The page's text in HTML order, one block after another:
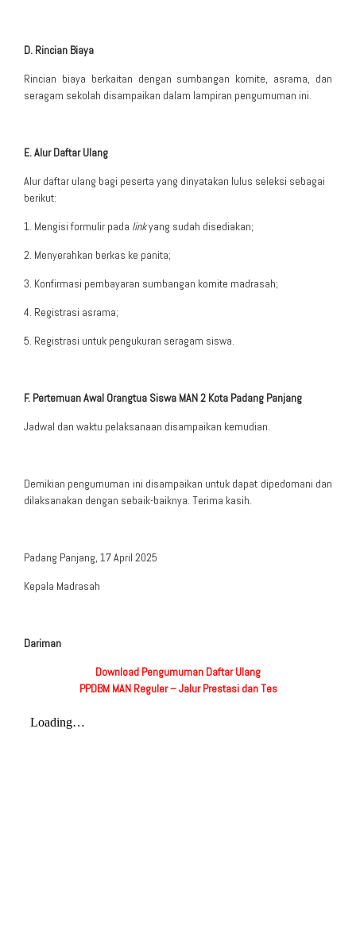
D. Rincian Biaya
Rincian biaya berkaitan dengan sumbangan komite, asrama, dan
seragam sekolah disampaikan dalam lampiran pengumuman ini.
E. Alur Daftar Ulang
Alur daftar ulang bagi peserta yang dinyatakan lulus seleksi sebagai
berikut:
1. Mengisi formulir pada linkyang sudah disediakan;
2. Menyerahkan berkas ke panita;
3. Konfirmasi pembayaran sumbangan komite madrasah;
4. Registrasi asrama;
5. Registrasi untuk pengukuran seragam siswa.
F. Pertemuan Awal Orangtua Siswa MAN 2 Kota Padang Panjang
Jadwal dan waktu pelaksanaan disampaikan kemudian.
Demikian pengumuman ini disampaikan untuk dapat dipedomani dan
dilaksanakan dengan sebaik-baiknya. Terima kasih.
Padang Panjang, 17 April 2025
Kepala Madrasah
Dariman
Download Pengumuman Daftar Ulang
PPDBM MAN Reguler – Jalur Prestasi dan Tes